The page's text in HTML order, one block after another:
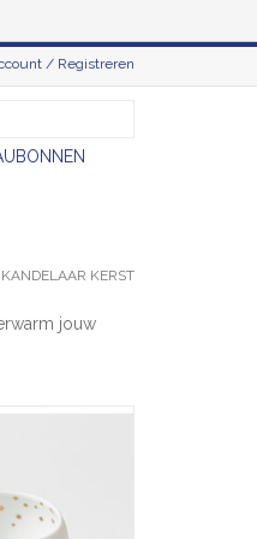
/ Registreren
KERST
jouw